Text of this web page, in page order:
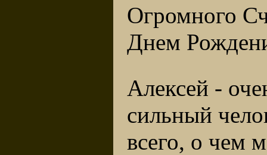
Огромного
Днем
Алексей -
сильный
всего, о чем